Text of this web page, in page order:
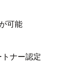
可能
ナー認定